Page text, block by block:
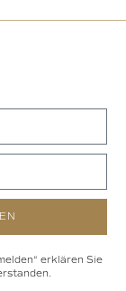
erklären Sie